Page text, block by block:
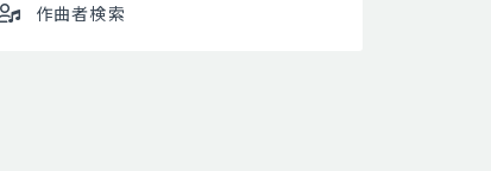
作曲者検索